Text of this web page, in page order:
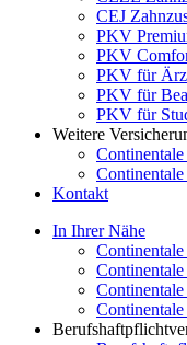
CEJ
PKV
PKV
PKV für
PKV für
PKV für
Weitere
Kontakt
In Ihrer Nähe
Continentale